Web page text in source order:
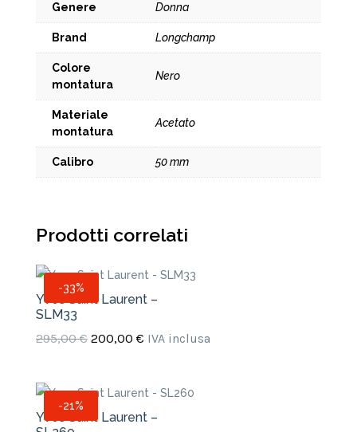
Genere Donna
Brand Longchamp
Colore
montatura
Nero
Materiale
montatura
Acetato
Calibro 50 mm
Prodotti correlati
-33%
Yves Saint Laurent –
SLM33
295,00€ Il
era:
295,00 €.
200,00 €Il
è:
200,00 €.
IVA inclusa
-21%
Yves Saint Laurent –